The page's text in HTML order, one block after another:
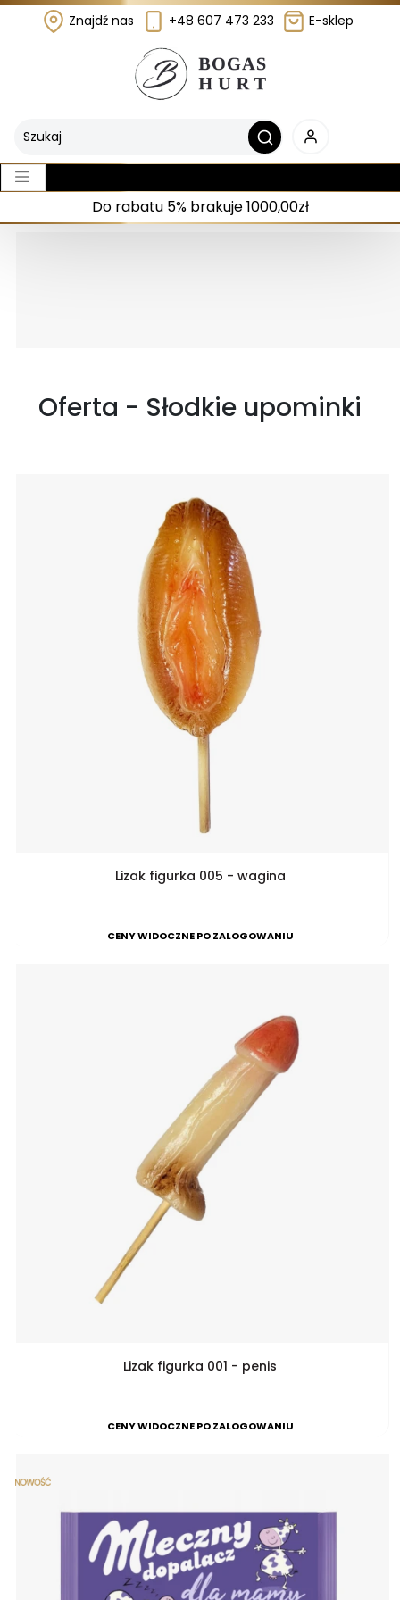
Znajdź nas +48 607 473 233 E-sklep
Do rabatu 5% brakuje 1000,00zł
Oferta - Słodkie upominki
Lizak figurka 005 - wagina
CENY WIDOCZNE PO ZALOGOWANIU
Lizak figurka 001 - penis
CENY WIDOCZNE PO ZALOGOWANIU